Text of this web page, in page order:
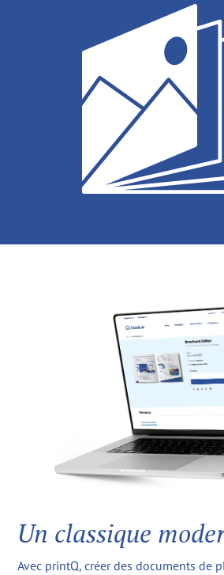
Un classique
Avec printQ, créer des documents de